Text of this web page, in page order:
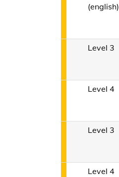
(english)
Level 3
Level 4
Level 3
Level 4